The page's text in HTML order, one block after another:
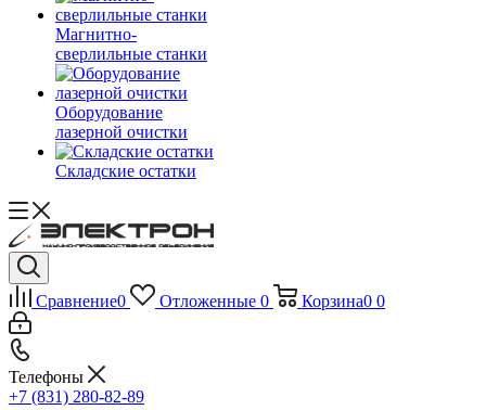
Магнитно-
сверлильные станки
Оборудование
лазерной очистки
Складские остатки
Сравнение0 Отложенные 0 Корзина0 0
Телефоны
+7 (831) 280-82-89